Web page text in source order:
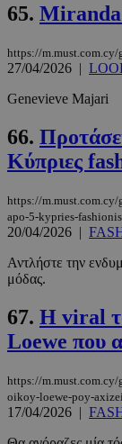
65.
https://
27/04/2026 |
Genevieve Majari
66.
Κύπριες
https://
apo-5-kypries-
20/04/2026 |
Αντλήστε την
μόδας.
67. Η viral
Loewe που
https://
oikoy-loewe-poy-
17/04/2026 |